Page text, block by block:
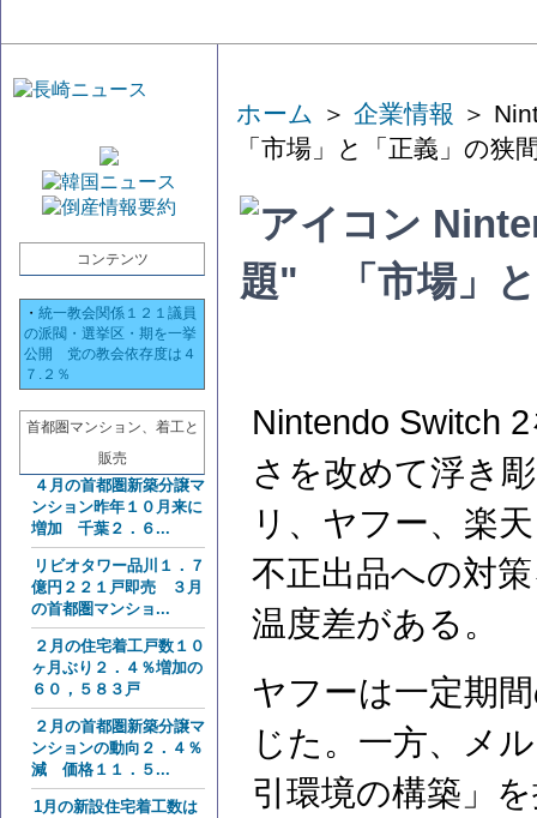
コンテンツ
・ 統一教会関係１２１議員
の派閥・選挙区・期を一挙
公開 党の教会依存度は４
７.２％
首都圏マンション、着工と
販売
４月の首都圏新築分譲マ
ンション昨年１０月来に
増加 千葉２．６...
リビオタワー品川１．７
億円２２１戸即売 ３月
の首都圏マンショ...
２月の住宅着工戸数１０
ヶ月ぶり２．４％増加の
６０，５８３戸
２月の首都圏新築分譲マ
ンションの動向２．４％
減 価格１１．５...
1月の新設住宅着工数は
ホーム ＞ 企業情報 ＞
「市場」と「正義」の狭
題" 「市場」と
Nintendo Switch
さを改めて浮き
リ、ヤフー、楽
不正出品への対
温度差がある。
ヤフーは一定期
じた。一方、メ
引環境の構築」